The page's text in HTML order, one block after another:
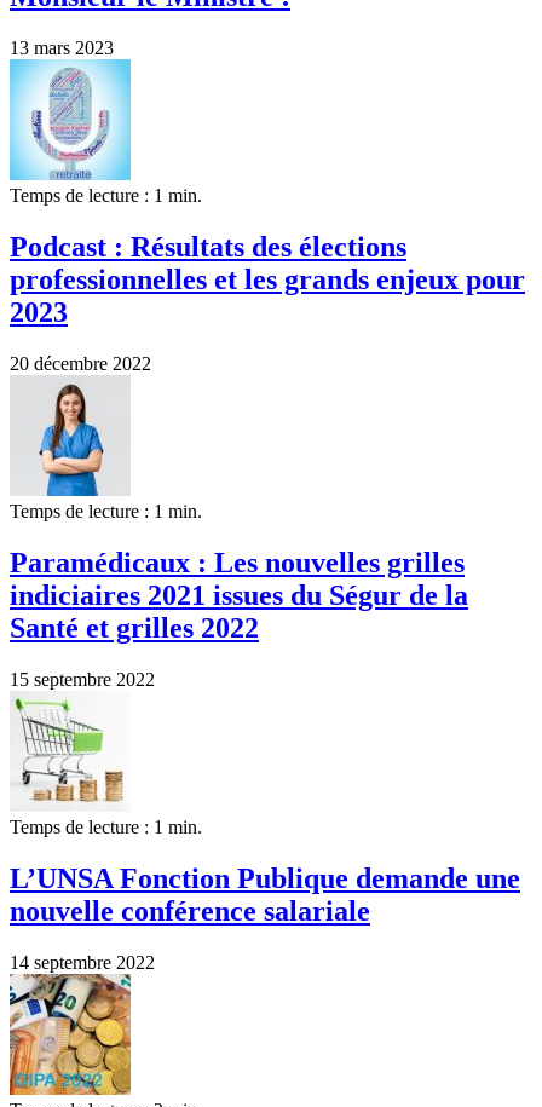
13 mars 2023
Temps de lecture : 1 min.
Podcast : Résultats des élections
professionnelles et les grands enjeux pour
2023
20 décembre 2022
Temps de lecture : 1 min.
Paramédicaux : Les nouvelles grilles
indiciaires 2021 issues du Ségur de la
Santé et grilles 2022
15 septembre 2022
Temps de lecture : 1 min.
L’UNSA Fonction Publique demande une
nouvelle conférence salariale
14 septembre 2022